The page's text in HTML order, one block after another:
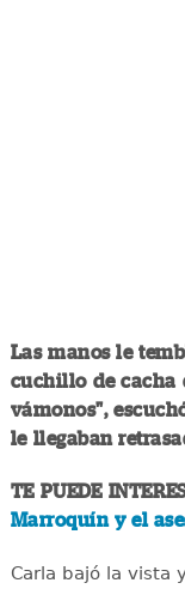
Las manos le
cuchillo de cacha
vámonos",
le llegaban
TE PUEDE
Marroquín y el
Carla bajó la vista